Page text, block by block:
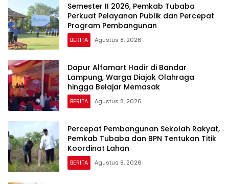
Semester II 2026, Pemkab Tubaba
Perkuat Pelayanan Publik dan Percepat
Program Pembangunan
BERITA Agustus 8, 2026
Dapur Alfamart Hadir di Bandar
Lampung, Warga Diajak Olahraga
hingga Belajar Memasak
BERITA Agustus 8, 2026
Percepat Pembangunan Sekolah Rakyat,
Pemkab Tubaba dan BPN Tentukan Titik
Koordinat Lahan
BERITA Agustus 8, 2026